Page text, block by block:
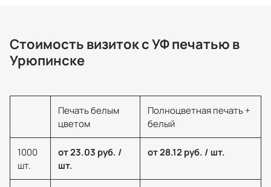
Стоимость визиток с УФ печатью в
Урюпинске
Печать белым
цветом
Полноцветная печать +
белый
1000
шт.
от 23.03 руб. /
шт.
от 28.12 руб. / шт.